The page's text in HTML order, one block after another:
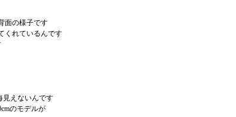
面の様子です
くれているんです
見えないんです
のモデルが